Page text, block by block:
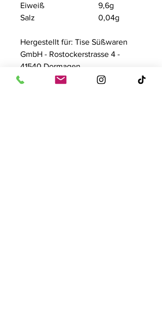
Eiweiß
9,6g
Salz
0,04g
Hergestellt für: Tise Süßwaren
GmbH - Rostockerstrasse 4 -
41540 Dormagen